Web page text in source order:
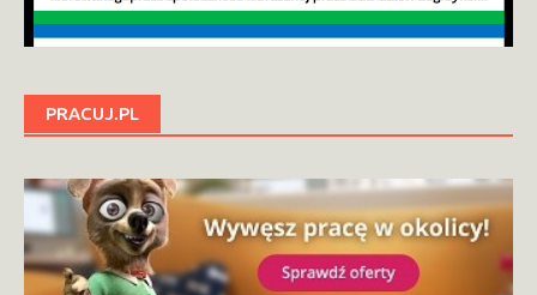
PRACUJ.PL